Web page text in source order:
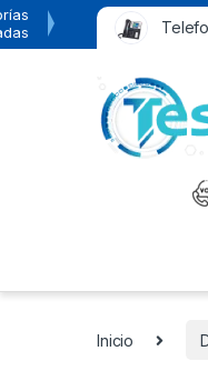
Inicio